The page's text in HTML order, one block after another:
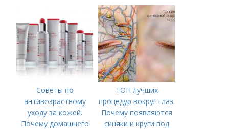
Советы по
антивозрастному
уходу за кожей.
Почему домашнего
ТОП лучших
процедур вокруг глаз.
Почему появляются
синяки и круги под